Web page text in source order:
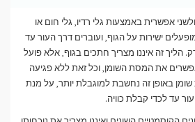
אפשרית באמצעות גלי רדיו, גלי חום או
ישירות על הגוף, ועוברים דרך העור עד
הליך זה איננו מצריך חתכים בגוף, אלא פועל
את המסת השומן, וכל זאת ללא פגיעה
באופן זה נחשבת למוגבלת יותר, על מנת
עד לכדי קבלת כוויה.